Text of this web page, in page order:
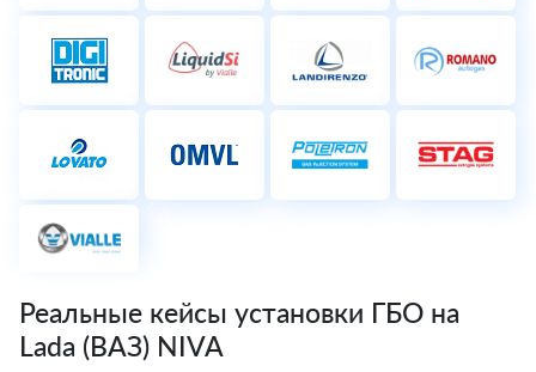
Реальные кейсы установки ГБО на
Lada (ВАЗ) NIVA